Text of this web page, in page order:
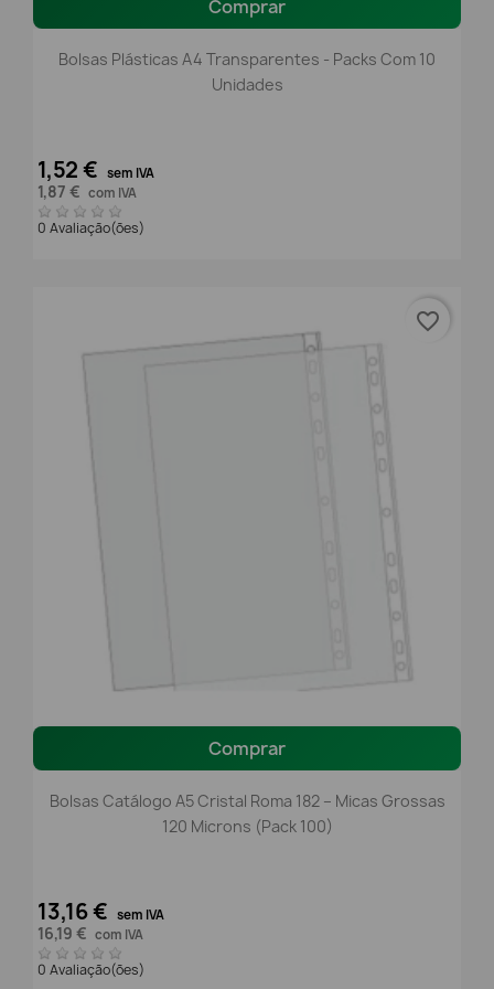
Comprar
Bolsas Plásticas A4 Transparentes - Packs Com 10
Unidades
1,52 € sem IVA
1,87 € com IVA
0 Avaliação(ões)
Comprar
Bolsas Catálogo A5 Cristal Roma 182 – Micas Grossas
120 Microns (Pack 100)
13,16 € sem IVA
16,19 € com IVA
0 Avaliação(ões)
favorite_border